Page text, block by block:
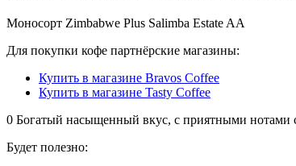
Моносорт Zimbabwe Plus Salimba Estate AA
Для покупки кофе партнёрские магазины:
Купить в магазине Bravos Coffee
Купить в магазине Tasty Coffee
0 Богатый насыщенный вкус, с приятными нотами
Будет полезно: